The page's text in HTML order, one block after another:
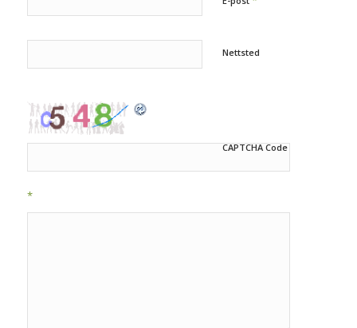
Nettsted
CAPTCHA Code
*